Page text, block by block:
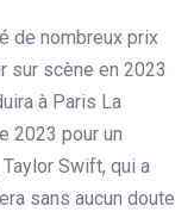
de nombreux prix
sur scène en 2023
à Paris La
2023 pour un
Swift, qui a
sans aucun doute